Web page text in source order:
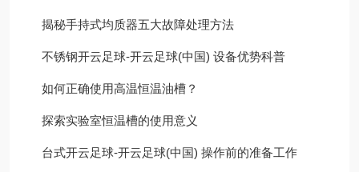
揭秘手持式均质器五大故障处理方法
不锈钢开云足球-开云足球(中国) 设备优势科普
如何正确使用高温恒温油槽？
探索实验室恒温槽的使用意义
台式开云足球-开云足球(中国) 操作前的准备工作